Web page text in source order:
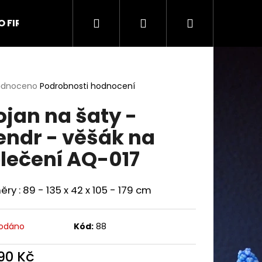
FIRMĚ Kontakt Obchodní podmínky
Hledat PřihlášeníNákupní
Podrobnosti hodnocení
na šaty -
- věšák na
AQ-017
: 89 - 135 x 42 x 105 - 179 cm
Kód: 88
Kč
UŠÁK